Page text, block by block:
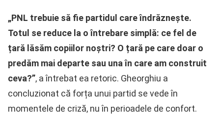
„PNL trebuie să fie partidul care îndrăznește.
Totul se reduce la o întrebare simplă: ce fel de
țară lăsăm copiilor noștri? O țară pe care doar o
predăm mai departe sau una în care am construit
ceva?”, a întrebat ea retoric. Gheorghiu a
concluzionat că forța unui partid se vede în
momentele de criză, nu în perioadele de confort.